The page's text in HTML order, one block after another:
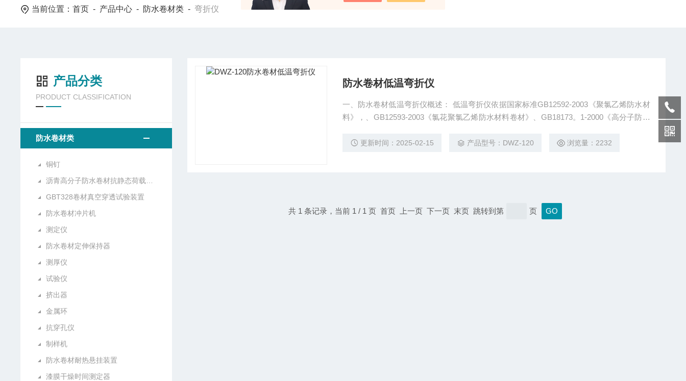
当前位置：首页 - 产品中心 - 防水卷材类 -弯折仪
产品分类
PRODUCT CLASSIFICATION
防水卷材类
铜钉
GBT328卷材真空穿透试验装置
防水卷材冲片机
测定仪
防水卷材定伸保持器
测厚仪
试验仪
挤出器
金属环
抗穿孔仪
制样机
防水卷材耐热悬挂装置
漆膜干燥时间测定器
防水卷材低温弯折仪
一、防水卷材低温弯折仪概述： 低温弯折仪依据国家标准GB12592-2003《聚氯乙烯防水材
料》，、GB12593-2003《氯花聚氯乙烯防水材料卷材》、GB18173。1-2000《高分子防水
45-1996《三元丁橡胶防水卷材》、
更新时间：2025-02-15 产品型号：DWZ-120 浏览量：2232
共 1 条记录，当前 1 / 1 页 首页 上一页 下一页 末页 跳转到第 页